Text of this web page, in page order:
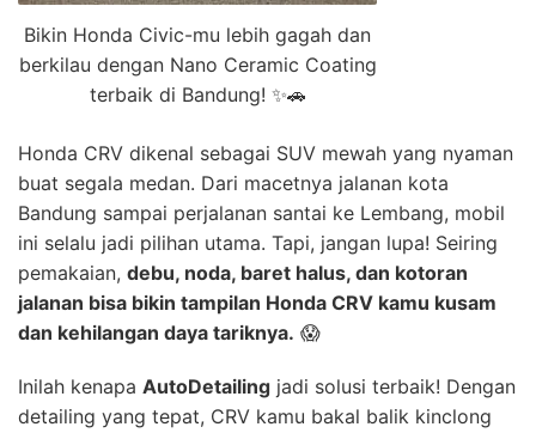
Bikin Honda Civic-mu lebih gagah dan
berkilau dengan Nano Ceramic Coating
terbaik di Bandung! ✨🚗
Honda CRV dikenal sebagai SUV mewah yang nyaman
buat segala medan. Dari macetnya jalanan kota
Bandung sampai perjalanan santai ke Lembang, mobil
ini selalu jadi pilihan utama. Tapi, jangan lupa! Seiring
pemakaian, debu, noda, baret halus, dan kotoran
jalanan bisa bikin tampilan Honda CRV kamu kusam
dan kehilangan daya tariknya. 😱
Inilah kenapa AutoDetailing jadi solusi terbaik! Dengan
detailing yang tepat, CRV kamu bakal balik kinclong